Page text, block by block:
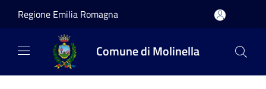
Regione Emilia Romagna
Comune di Molinella